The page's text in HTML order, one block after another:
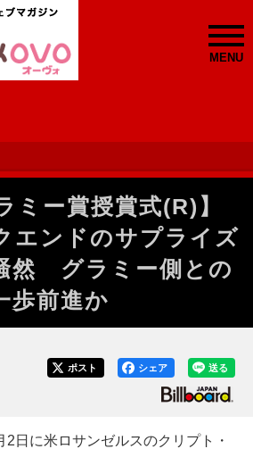
MENU
ミー賞授賞式(R)】
エンドのサプライズ
然 グラミー側との
歩前進か
送る
シェア
ポスト
日に米ロサンゼルスのクリプト・